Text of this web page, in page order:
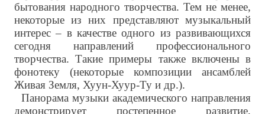
бытования народного творчества. Тем не менее,
некоторые из них представляют музыкальный
интерес – в качестве одного из развивающихся
сегодня направлений профессионального
творчества. Такие примеры также включены в
фонотеку (некоторые композиции ансамблей
Живая Земля, Хуун-Хуур-Ту и др.).
Панорама музыки академического направления
демонстрирует постепенное развитие,